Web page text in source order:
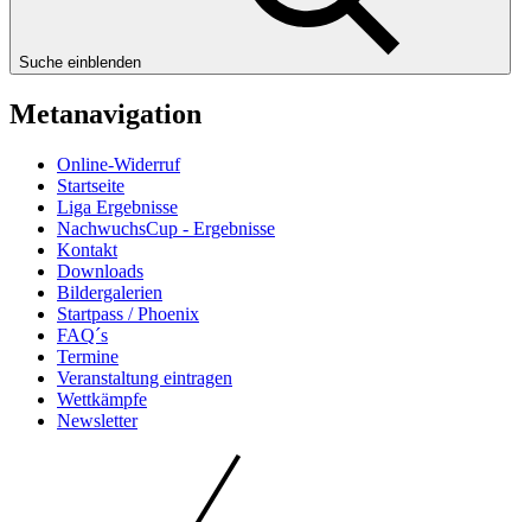
Suche einblenden
Metanavigation
Online-Widerruf
Startseite
Liga Ergebnisse
NachwuchsCup - Ergebnisse
Kontakt
Downloads
Bildergalerien
Startpass / Phoenix
FAQ´s
Termine
Veranstaltung eintragen
Wettkämpfe
Newsletter